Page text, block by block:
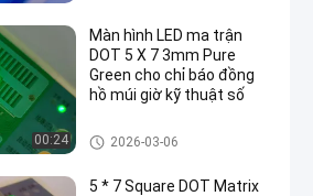
00:24
Màn hình LED ma trận
DOT 5 X 7 3mm Pure
Green cho chỉ báo đồng
hồ múi giờ kỹ thuật số
Màn hình LED Dot Matrix 5x7
2026-03-06
5 * 7 Square DOT Matrix